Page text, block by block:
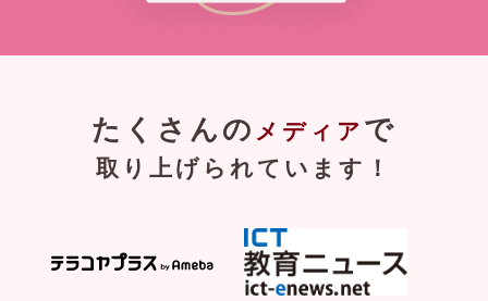
たくさんの メディア で
取り上げられています！